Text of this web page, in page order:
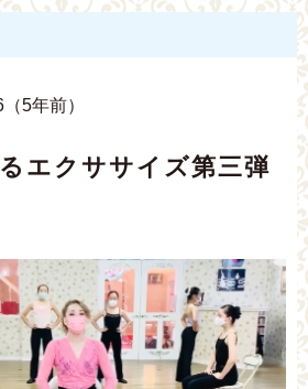
5年前）
エクササイズ第三弾